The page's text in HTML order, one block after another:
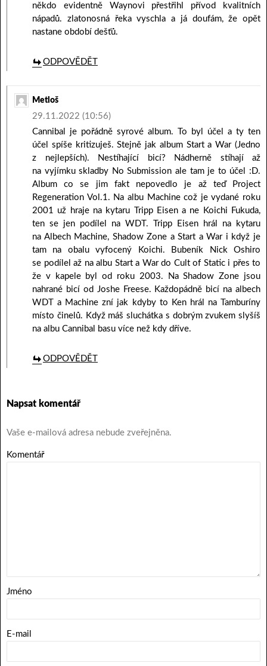
někdo evidentně Waynovi přestřihl přívod kvalitních
nápadů. zlatonosná řeka vyschla a já doufám, že opět
nastane období dešťů.
ODPOVĚDĚT
Metloš
29.11.2022 (10:56)
Cannibal je pořádně syrové album. To byl účel a ty ten
účel spíše kritizuješ. Stejně jak album Start a War (Jedno
z nejlepších). Nestíhající bicí? Nádherně stíhají až
na vyjímku skladby No Submission ale tam je to účel :D.
Album co se jim fakt nepovedlo je až teď Project
Regeneration Vol.1. Na albu Machine což je vydané roku
2001 už hraje na kytaru Tripp Eisen a ne Koichi Fukuda,
ten se jen podílel na WDT. Tripp Eisen hrál na kytaru
na Albech Machine, Shadow Zone a Start a War i když je
tam na obalu vyfocený Koichi. Bubeník Nick Oshiro
se podílel až na albu Start a War do Cult of Static i přes to
že v kapele byl od roku 2003. Na Shadow Zone jsou
nahrané bicí od Joshe Freese. Každopádně bicí na albech
WDT a Machine zní jak kdyby to Ken hrál na Tamburíny
místo činelů. Když máš sluchátka s dobrým zvukem slyšíš
na albu Cannibal basu více než kdy dříve.
ODPOVĚDĚT
Napsat komentář
Vaše e-mailová adresa nebude zveřejněna.
Komentář
Jméno
E-mail